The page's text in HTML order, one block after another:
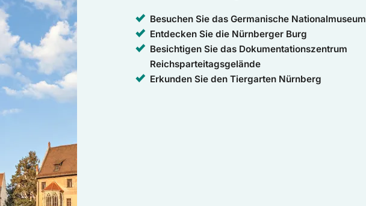
Besuchen Sie das Germanische Nationalmuseum
Entdecken Sie die Nürnberger Burg
Besichtigen Sie das Dokumentationszentrum
Reichsparteitagsgelände
Erkunden Sie den Tiergarten Nürnberg